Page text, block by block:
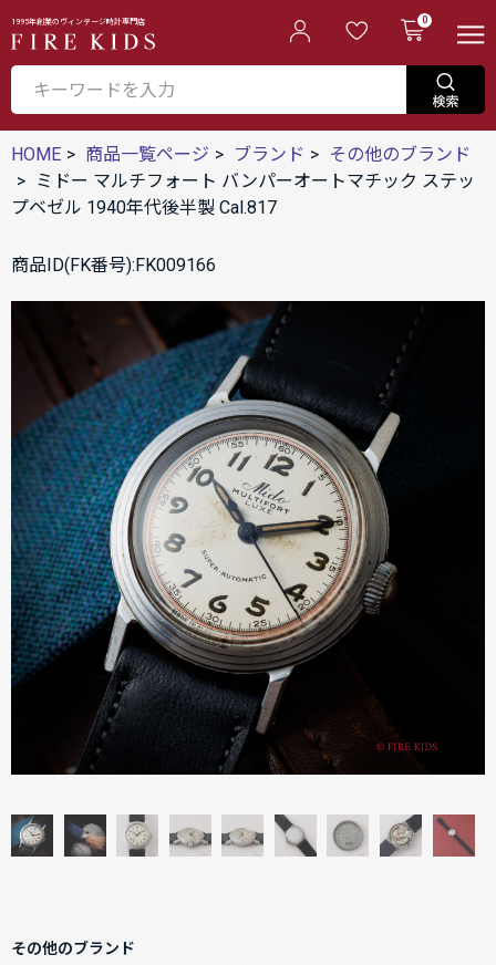
1995年創業のヴィンテージ時計専門店 0
HOME 商品一覧ページ ブランド
その他のブランド
ミドー マルチフォート バンパーオートマチック ステッ
プベゼル 1940年代後半製 Cal.817
商品ID(FK番号):FK009166
その他のブランド